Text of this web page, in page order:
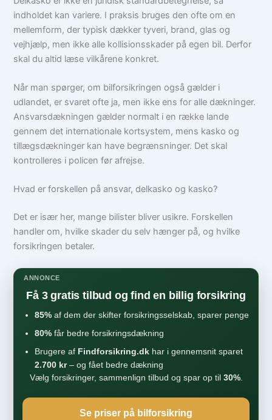
indholdet kan variere. I praksis bruges den ofte om en
mellemform, der typisk dækker tyveri, brand, glas og
vejhjælp, men ikke alle kollisionsskader på egen bil. Derfor
skal du altid læse vilkårene konkret.
Når man spørger, om bilforsikringen også gælder i
udlandet, er svaret ofte ja, men ikke ens for alle dækninger.
Ansvarsdækningen gælder normalt i en række lande
gennem det internationale kortsystem, mens kasko og
tillægsdækninger kan have begrænsninger. Det skal
kontrolleres i policen før afrejse.
Hvad er forskellen på ansvar, delkasko og kasko?
Det er især her, mange bilister bliver usikre. Forskellen
handler om, hvilke skader du selv hænger på, og hvilke
forsikringen betaler.
ANNONCE
Få 3 gratis tilbud og find en billig forsikring
85% af dem der skifter forsikringsselskab, sparer penge
80% får bedre forsikringsdækning
Brugere af Findforsikring.dk har i gennemsnit sparet
2.700 kr– og fået bedre dækning
Vælg forsikringer, sammenlign tilbud og spar op til 30%.
Se priser på bilforsikring